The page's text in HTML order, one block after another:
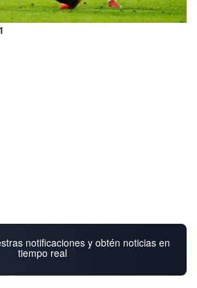
notificaciones y obtén noticias en
tiempo real